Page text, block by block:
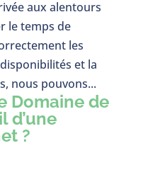
aux alentours
le temps de
les
et la
nous pouvons...
Domaine de
d’une
?